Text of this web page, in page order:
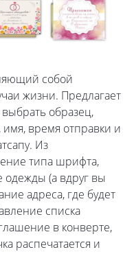
собой
жизни. Предлагает
образец,
имя, время отправки и
Из
типа шрифта,
(а вдруг вы
адреса, где будет
списка
в конверте,
распечатается и